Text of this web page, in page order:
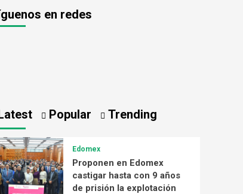
en redes
Latest Popular Trending
Edomex
Proponen en Edomex
castigar hasta con 9 años
de prisión la explotación